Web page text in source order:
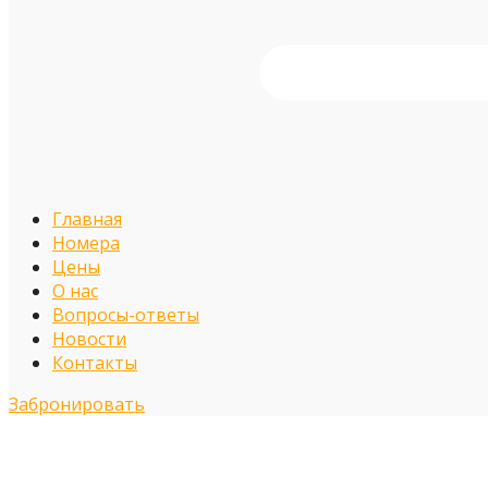
Главная
Номера
Цены
О нас
Вопросы-ответы
Новости
Контакты
Забронировать